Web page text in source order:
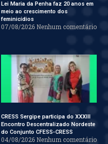
Lei Maria da Penha faz 20 anos em
meio ao crescimento dos
feminicídios
07/08/2026 Nenhum comentário
CRESS Sergipe participa do XXXIII
Encontro Descentralizado Nordeste
do Conjunto CFESS-CRESS
04/08/2026 Nenhum comentário